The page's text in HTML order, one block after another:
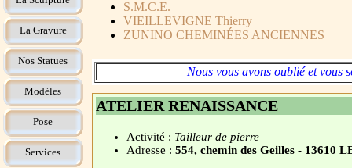
La Gravure
Nos Statues
Modèles
Pose
Services
S.M.C.E.
VIEILLEVIGNE Thierry
ZUNINO CHEMINÉES ANCIENNES
Nous vous avons oublié et vous
ATELIER RENAISSANCE
Activité : Tailleur de pierre
Adresse : 554, chemin des Geilles - 13610